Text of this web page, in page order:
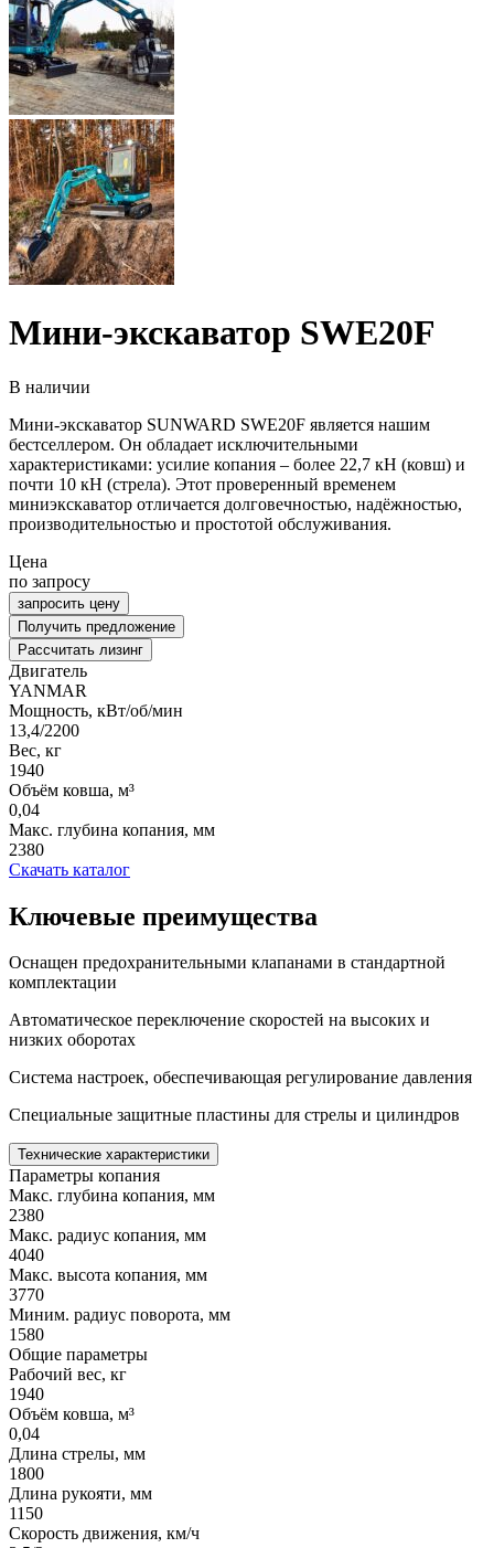
Мини-экскаватор SWE20F
В наличии
Мини-экскаватор SUNWARD SWE20F является нашим
бестселлером. Он обладает исключительными
характеристиками: усилие копания – более 22,7 кН (ковш) и
почти 10 кН (стрела). Этот проверенный временем
миниэкскаватор отличается долговечностью, надёжностью,
производительностью и простотой обслуживания.
Цена
по запросу
запросить цену
Получить предложение
Рассчитать лизинг
Двигатель
YANMAR
Мощность, кВт/об/мин
13,4/2200
Вес, кг
1940
Объём ковша, м³
0,04
Макс. глубина копания, мм
2380
Скачать каталог
Ключевые преимущества
Оснащен предохранительными клапанами в стандартной
комплектации
Автоматическое переключение скоростей на высоких и
низких оборотах
Система настроек, обеспечивающая регулирование давления
Специальные защитные пластины для стрелы и цилиндров
Технические характеристики
Параметры копания
Макс. глубина копания, мм
2380
Макс. радиус копания, мм
4040
Макс. высота копания, мм
3770
Миним. радиус поворота, мм
1580
Общие параметры
Рабочий вес, кг
1940
Объём ковша, м³
0,04
Длина стрелы, мм
1800
Длина рукояти, мм
1150
Скорость движения, км/ч